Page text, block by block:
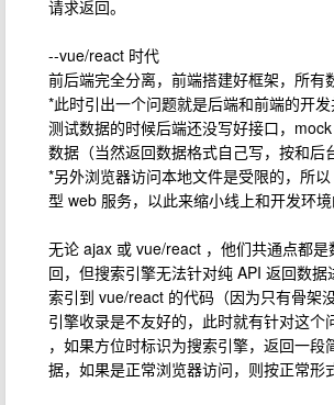
请求返回。
--vue/react 时代
前后端完全分离，前端搭建好框架，所有
*此时引出一个问题就是后端和前端的开
测试数据的时候后端还没写好接口，
数据（当然返回数据格式自己写，按和后
*另外浏览器访问本地文件是受限的，所
型 web 服务，以此来缩小线上和开发环境
无论 ajax 或 vue/react ，他们共通点都
回，但搜索引擎无法针对纯 API 返回数
索引到 vue/react 的代码（因为只有骨架
引擎收录是不友好的，此时就有针对这个
，如果方位时标识为搜索引擎，返回一段
据，如果是正常浏览器访问，则按正常形